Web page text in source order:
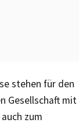
stehen für den
Gesellschaft mit
zum